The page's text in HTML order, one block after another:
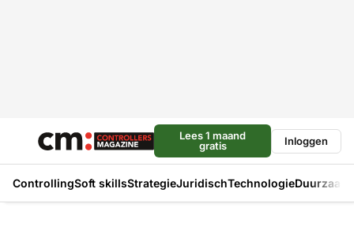
Lees 1 maand
gratis
Inloggen
ControllingSoft skillsStrategieJuridischTechnologie